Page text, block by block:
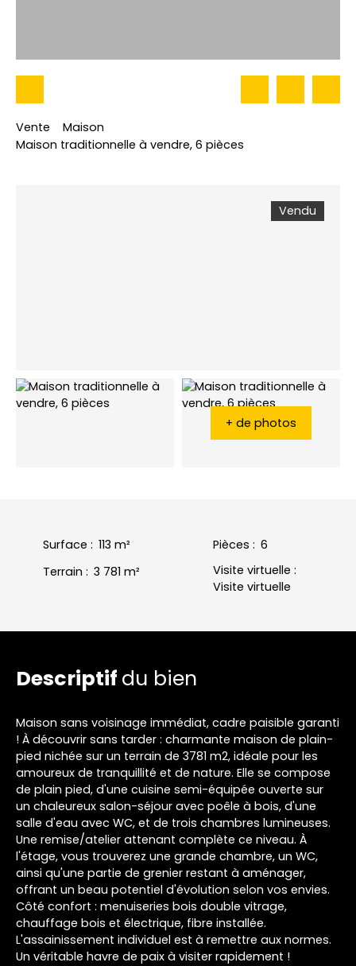
Vente
Maison
Maison traditionnelle à vendre, 6 pièces
Vendu
+ de photos
Surface : 113 m² Pièces : 6
Terrain : 3 781 m² Visite virtuelle :
Visite virtuelle
Descriptif du bien
Maison sans voisinage immédiat, cadre paisible garanti
! À découvrir sans tarder : charmante maison de plain-
pied nichée sur un terrain de 3781 m2, idéale pour les
amoureux de tranquillité et de nature. Elle se compose
de plain pied, d'une cuisine semi-équipée ouverte sur
un chaleureux salon-séjour avec poêle à bois, d'une
salle d'eau avec WC, et de trois chambres lumineuses.
Une remise/atelier attenant complète ce niveau. À
l'étage, vous trouverez une grande chambre, un WC,
ainsi qu'une partie de grenier restant à aménager,
offrant un beau potentiel d'évolution selon vos envies.
Côté confort : menuiseries bois double vitrage,
chauffage bois et électrique, fibre installée.
L'assainissement individuel est à remettre aux normes.
Un véritable havre de paix à visiter rapidement !